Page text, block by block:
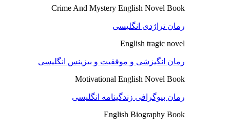
Crime And Mystery English Novel Book
رمان تراژدی انگلیسی
English tragic novel
رمان انگیزشی و موفقیت و بیزینس انگلیسی
Motivational English Novel Book
رمان بیوگرافی زندگینامه انگلیسی
English Biography Book